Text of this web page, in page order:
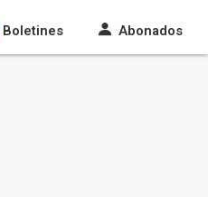
Boletines Abonados